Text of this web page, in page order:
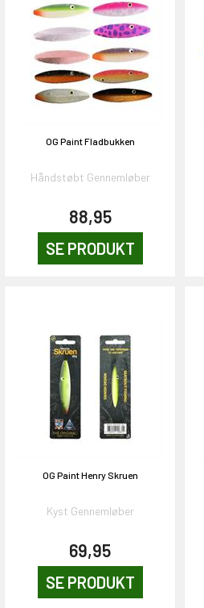
OG Paint Fladbukken
Håndstøbt Gennemløber
88,95
SE PRODUKT
OG Paint Henry Skruen
Kyst Gennemløber
69,95
SE PRODUKT